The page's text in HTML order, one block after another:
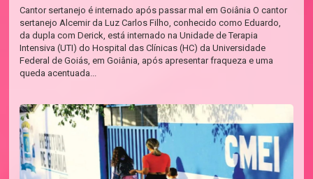
Cantor sertanejo é internado após passar mal em Goiânia O cantor
sertanejo Alcemir da Luz Carlos Filho, conhecido como Eduardo,
da dupla com Derick, está internado na Unidade de Terapia
Intensiva (UTI) do Hospital das Clínicas (HC) da Universidade
Federal de Goiás, em Goiânia, após apresentar fraqueza e uma
queda acentuada...